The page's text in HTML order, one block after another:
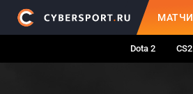
МАТЧИ
Dota 2 CS2